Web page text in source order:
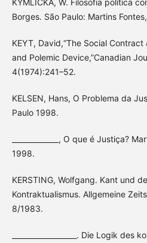
Borges. São Paulo: Martins
KEYT, David,“The Social
and Polemic Device,”Canadian
4(1974):241–52.
KELSEN, Hans, O Problema da
Paulo 1998.
_____________, O que é Justiça?
1998.
KERSTING, Wolfgang. Kant und
Kontraktualismus. Allgemeine
8/1983.
__________________. Die Logik